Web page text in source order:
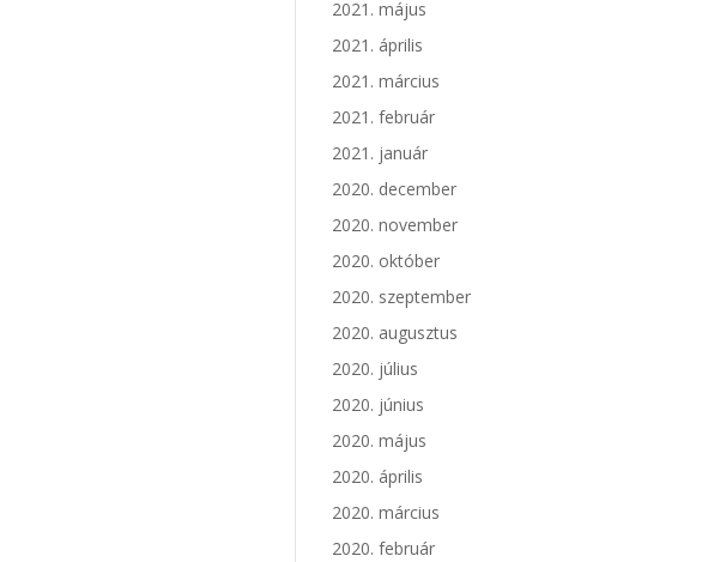
2021. május
2021. április
2021. március
2021. február
2021. január
2020. december
2020. november
2020. október
2020. szeptember
2020. augusztus
2020. július
2020. június
2020. május
2020. április
2020. március
2020. február